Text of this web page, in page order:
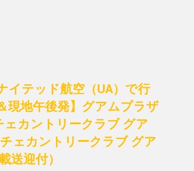
イテッド航空（UA）で行
現地午後発】グアムプラザ
カントリークラブ グア
ェカントリークラブ グア
送迎付）